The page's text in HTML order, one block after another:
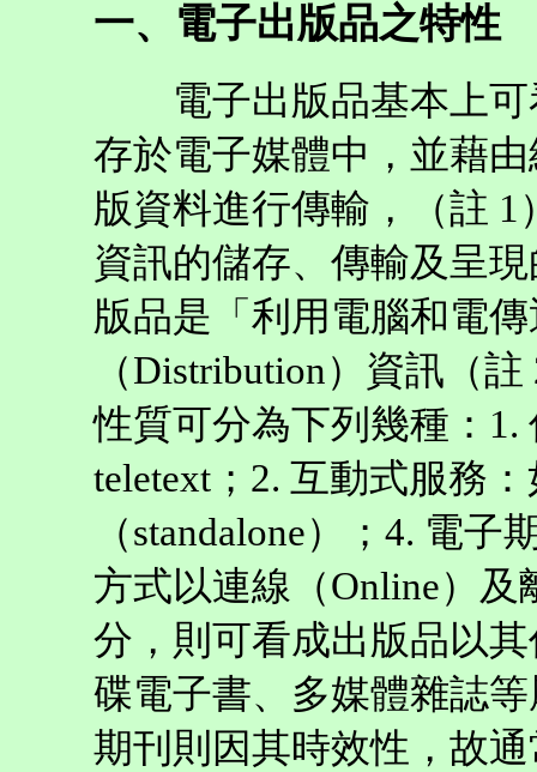
一、電子出版品之特性
電子出版品基本上可
存於電子媒體中，並藉
版資料進行傳輸，（註
資訊的儲存、傳輸及呈
版品是「利用電腦和電
（Distribution）資訊（
性質可分為下列幾種：
teletext；2. 互動式服務
（standalone）；4. 電
方式以連線（Online）
分，則可看成出版品以
碟電子書、多媒體雜誌
期刊則因其時效性，故